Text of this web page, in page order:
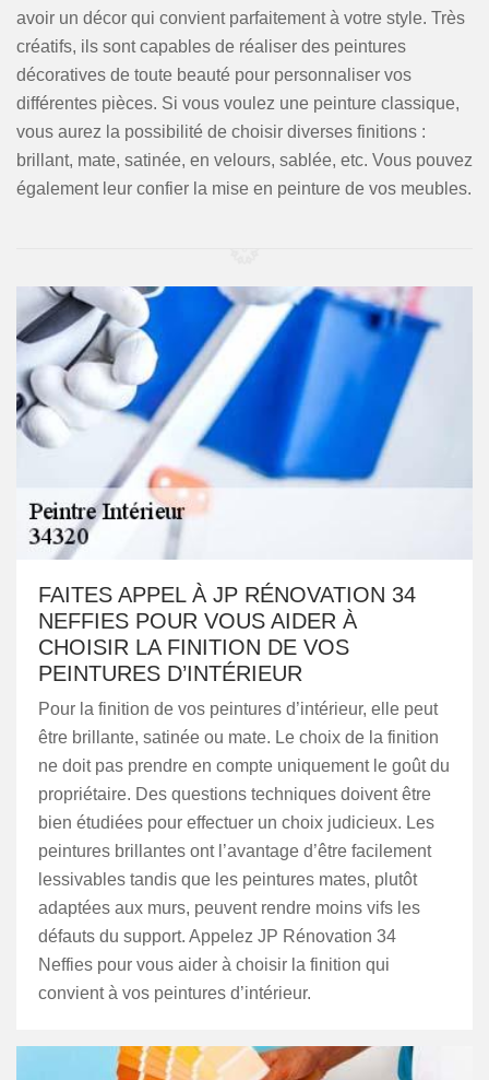
avoir un décor qui convient parfaitement à votre style. Très
créatifs, ils sont capables de réaliser des peintures
décoratives de toute beauté pour personnaliser vos
différentes pièces. Si vous voulez une peinture classique,
vous aurez la possibilité de choisir diverses finitions :
brillant, mate, satinée, en velours, sablée, etc. Vous pouvez
également leur confier la mise en peinture de vos meubles.
FAITES APPEL À JP RÉNOVATION 34
NEFFIES POUR VOUS AIDER À
CHOISIR LA FINITION DE VOS
PEINTURES D’INTÉRIEUR
Pour la finition de vos peintures d’intérieur, elle peut
être brillante, satinée ou mate. Le choix de la finition
ne doit pas prendre en compte uniquement le goût du
propriétaire. Des questions techniques doivent être
bien étudiées pour effectuer un choix judicieux. Les
peintures brillantes ont l’avantage d’être facilement
lessivables tandis que les peintures mates, plutôt
adaptées aux murs, peuvent rendre moins vifs les
défauts du support. Appelez JP Rénovation 34
Neffies pour vous aider à choisir la finition qui
convient à vos peintures d’intérieur.